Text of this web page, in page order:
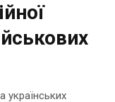
українських